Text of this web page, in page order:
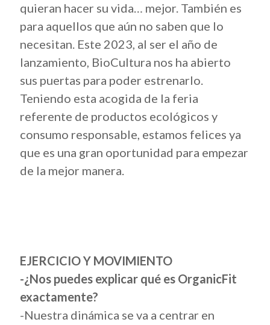
quieran hacer su vida… mejor. También es
para aquellos que aún no saben que lo
necesitan. Este 2023, al ser el año de
lanzamiento, BioCultura nos ha abierto
sus puertas para poder estrenarlo.
Teniendo esta acogida de la feria
referente de productos ecológicos y
consumo responsable, estamos felices ya
que es una gran oportunidad para empezar
de la mejor manera.
EJERCICIO Y MOVIMIENTO
-¿Nos puedes explicar qué es OrganicFit
exactamente?
-Nuestra dinámica se va a centrar en